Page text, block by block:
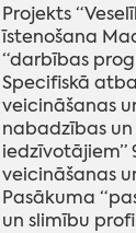
Projekts
īstenošana
“darbības
Specifiskā
veicināšanas
nabadzības
iedzīvotājiem”
veicināšanas
Pasākuma
un slimību